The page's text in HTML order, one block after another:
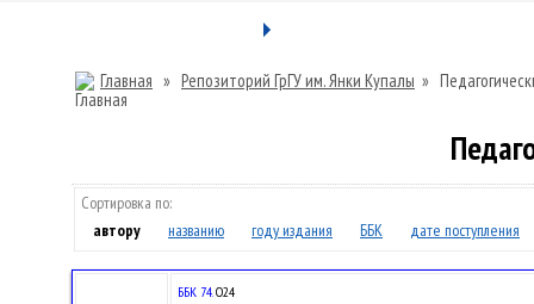
Главная » Репозиторий ГрГУ им. Янки Купалы »
Сортировка по:
автору
названию году издания ББК дате поступления
ББК 74.О24